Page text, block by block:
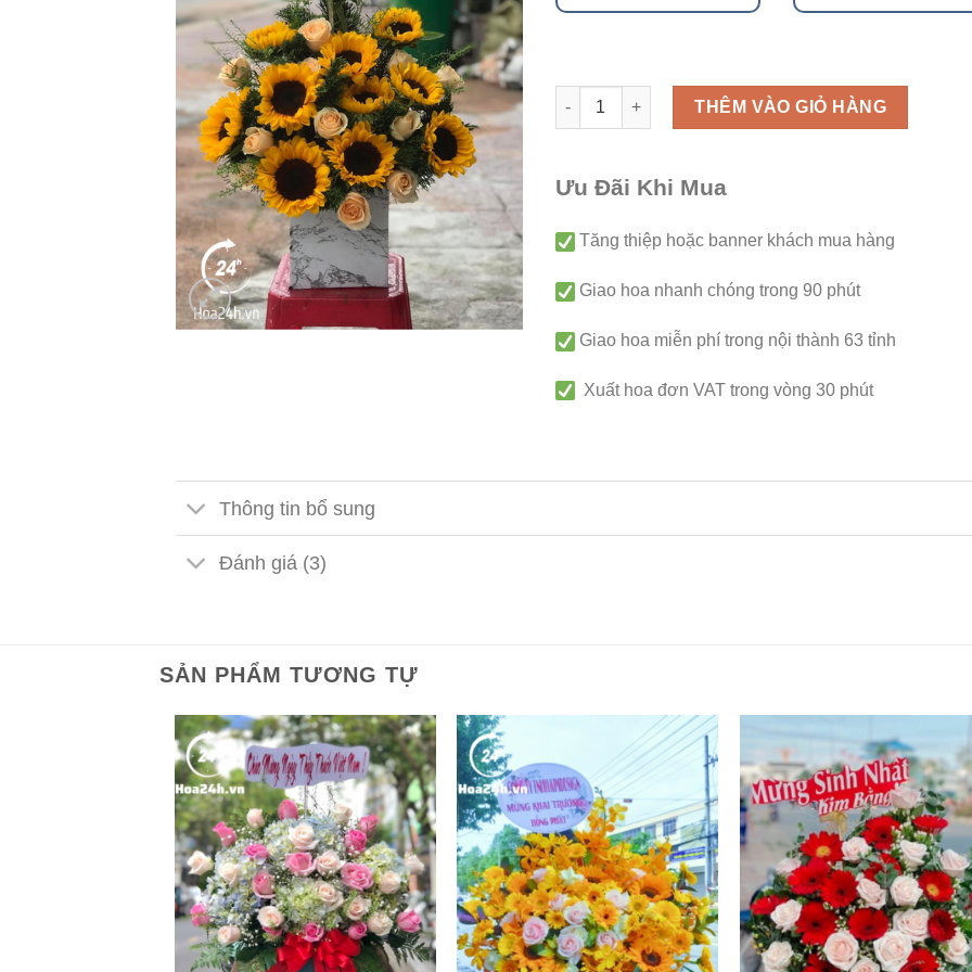
Giỏ hoa - G156 số lượng
THÊM VÀO GIỎ HÀNG
Ưu Đãi Khi Mua
Tăng thiệp hoặc banner khách mua hàng
Giao hoa nhanh chóng trong 90 phút
Giao hoa miễn phí trong nội thành 63 tỉnh
Xuất hoa đơn VAT trong vòng 30 phút
Thông tin bổ sung
Đánh giá (3)
SẢN PHẨM TƯƠNG TỰ